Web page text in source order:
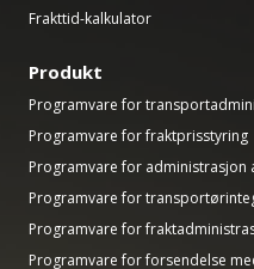
Frakttid-kalkulator
Produkt
Programvare for
Programvare for fraktprisstyring
Programvare for administrasjon
Programvare for
Programvare for
Programvare for forsendelse